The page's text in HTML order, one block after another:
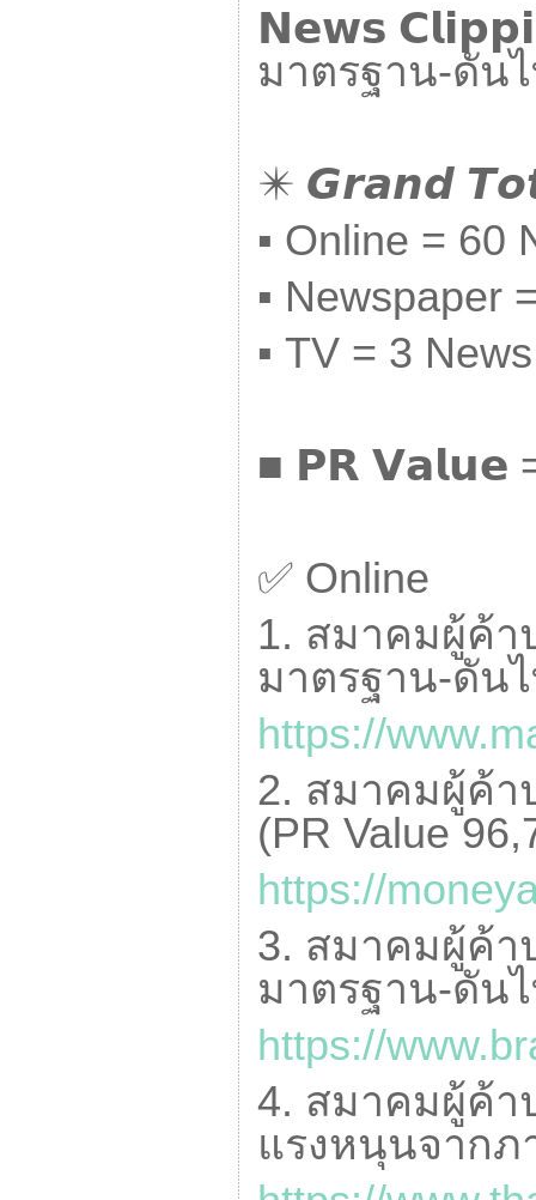
𝗡𝗲𝘄𝘀
มาตรฐาน-ดัน
✴️ 𝙂𝙧𝙖𝙣𝙙
▪ Online = 60
▪ Newspaper
▪ TV = 3 News
■ 𝗣𝗥 𝗩𝗮𝗹𝘂𝗲
✅️ Online
1. สมาคมผู้ค้า
มาตรฐาน-ดัน
https://
2. สมาคมผู้ค้า
(PR Value
https://
3. สมาคมผู้ค้า
มาตรฐาน-ดัน
https://
4. สมาคมผู้ค้า
แรงหนุนจากภ